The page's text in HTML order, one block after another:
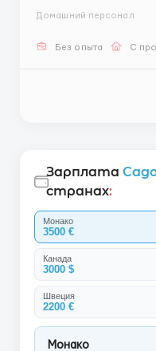
(удобрений,
Домашний персонал
Без опыта С
Зарплата
странах:
Монако
3500 €
Канада
3000 $
Швеция
2200 €
Монако